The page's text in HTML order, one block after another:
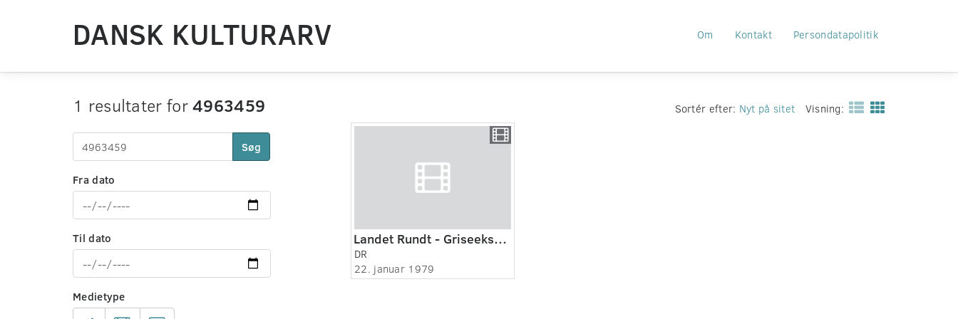
DANSK KULTURARV Om Kontakt Persondatapolitik
1 resultater for4963459
Søg
Fra dato
Til dato
Medietype
Sortér efter: Nyt på sitet Visning:
Landet Rundt - Griseeksport
DR
22. januar 1979